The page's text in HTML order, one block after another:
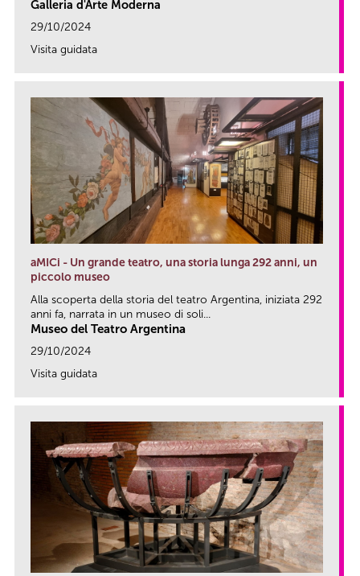
Galleria d'Arte Moderna
29/10/2024
Visita guidata
aMICi - Un grande teatro, una storia lunga 292 anni, un
piccolo museo
Alla scoperta della storia del teatro Argentina, iniziata 292
anni fa, narrata in un museo di soli...
Museo del Teatro Argentina
29/10/2024
Visita guidata